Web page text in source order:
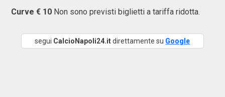
Curve € 10 Non sono previsti biglietti a tariffa ridotta.
segui CalcioNapoli24.itdirettamente su Google